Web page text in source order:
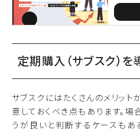
定期購入（サブスク）
サブスクにはたくさんのメリッ
意しておくべき点もあります。
うが良いと判断するケースもあ